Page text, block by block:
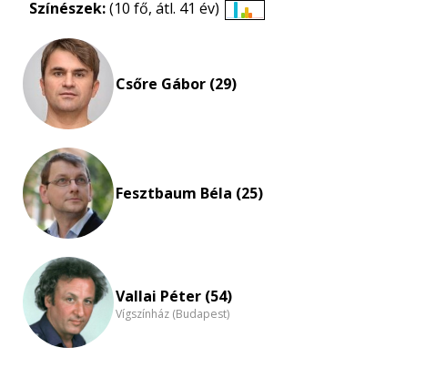
Színészek:(10 fő, átl. 41 év)
Csőre Gábor (29)
Fesztbaum Béla (25)
Vallai Péter (54)
Vígszínház (Budapest)